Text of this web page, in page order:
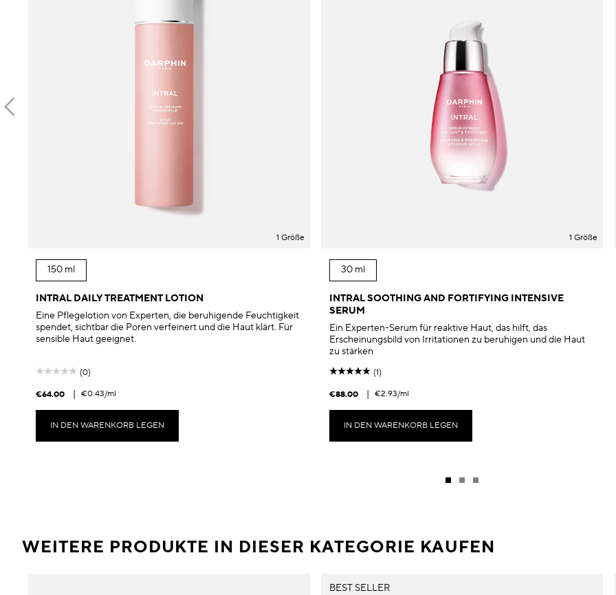
1 Größe
150 ml
INTRAL DAILY TREATMENT LOTION
Eine Pflegelotion von Experten, die beruhigende Feuchtigkeit
spendet, sichtbar die Poren verfeinert und die Haut klärt. Für
sensible Haut geeignet.
(0)
€64.00 | €0.43/ml
IN DEN WARENKORB LEGEN
1 Größe
30 ml
INTRAL SOOTHING AND FORTIFYING INTENSIVE
SERUM
Ein Experten-Serum für reaktive Haut, das hilft, das
Erscheinungsbild von Irritationen zu beruhigen und die Haut
zu stärken
(1)
€88.00 | €2.93/ml
IN DEN WARENKORB LEGEN
WEITERE PRODUKTE IN DIESER KATEGORIE KAUFEN
BEST SELLER